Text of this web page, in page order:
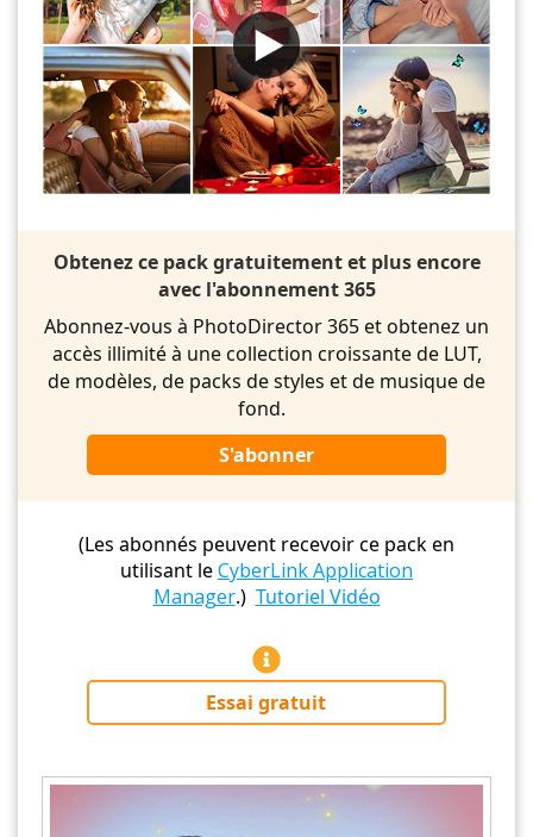
Obtenez ce pack gratuitement et plus encore
avec l'abonnement 365
Abonnez-vous à PhotoDirector 365 et obtenez un
accès illimité à une collection croissante de LUT,
de modèles, de packs de styles et de musique de
fond.
S'abonner
(Les abonnés peuvent recevoir ce pack en
utilisant leCyberLink Application
Manager.) Tutoriel Vidéo
Essai gratuit